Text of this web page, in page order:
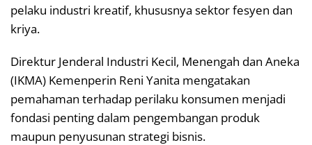
pelaku industri kreatif, khususnya sektor fesyen dan
kriya.
Direktur Jenderal Industri Kecil, Menengah dan Aneka
(IKMA) Kemenperin Reni Yanita mengatakan
pemahaman terhadap perilaku konsumen menjadi
fondasi penting dalam pengembangan produk
maupun penyusunan strategi bisnis.